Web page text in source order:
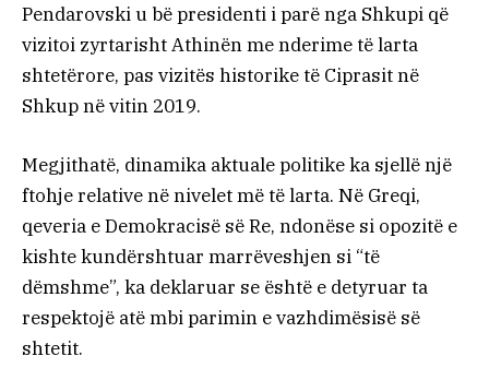
Pendarovski u bë presidenti i parë nga Shkupi që
vizitoi zyrtarisht Athinën me nderime të larta
shtetërore, pas vizitës historike të Ciprasit në
Shkup në vitin 2019.
Megjithatë, dinamika aktuale politike ka sjellë një
ftohje relative në nivelet më të larta. Në Greqi,
qeveria e Demokracisë së Re, ndonëse si opozitë e
kishte kundërshtuar marrëveshjen si “të
dëmshme”, ka deklaruar se është e detyruar ta
respektojë atë mbi parimin e vazhdimësisë së
shtetit.